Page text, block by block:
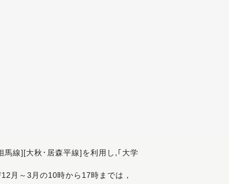
線][大秋･居森平線]を利用し,｢大学
月～3月の10時から17時までは，